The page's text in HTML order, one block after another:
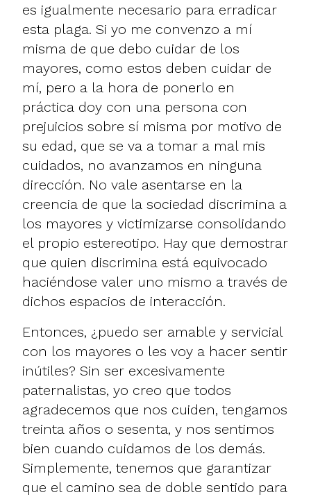
es igualmente necesario para erradicar
esta plaga. Si yo me convenzo a mí
misma de que debo cuidar de los
mayores, como estos deben cuidar de
mí, pero a la hora de ponerlo en
práctica doy con una persona con
prejuicios sobre sí misma por motivo de
su edad, que se va a tomar a mal mis
cuidados, no avanzamos en ninguna
dirección. No vale asentarse en la
creencia de que la sociedad discrimina a
los mayores y victimizarse consolidando
el propio estereotipo. Hay que demostrar
que quien discrimina está equivocado
haciéndose valer uno mismo a través de
dichos espacios de interacción.
Entonces, ¿puedo ser amable y servicial
con los mayores o les voy a hacer sentir
inútiles? Sin ser excesivamente
paternalistas, yo creo que todos
agradecemos que nos cuiden, tengamos
treinta años o sesenta, y nos sentimos
bien cuando cuidamos de los demás.
Simplemente, tenemos que garantizar
que el camino sea de doble sentido para